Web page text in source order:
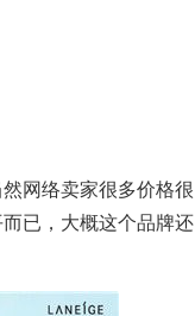
网络卖家很多价格很
已，大概这个品牌还